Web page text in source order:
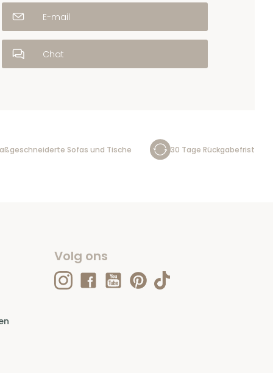
E-mail
Chat
Sofas und Tische 30 Tage Rückgabefrist
Volg ons